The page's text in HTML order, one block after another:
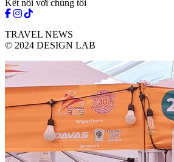
Kết nối với chúng tôi
TRAVEL NEWS
© 2024 DESIGN LAB